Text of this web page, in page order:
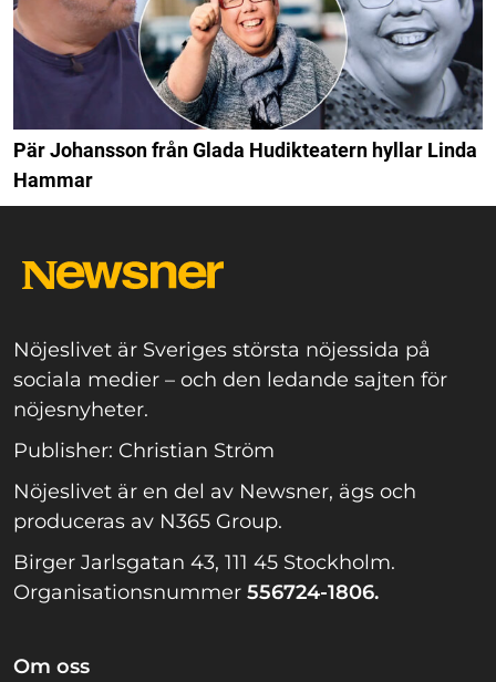
Pär Johansson från Glada Hudikteatern hyllar Linda
Hammar
Nöjeslivet är Sveriges största nöjessida på
sociala medier – och den ledande sajten för
nöjesnyheter.
Publisher: Christian Ström
Nöjeslivet är en del av Newsner, ägs och
produceras av N365 Group.
Birger Jarlsgatan 43, 111 45 Stockholm.
Organisationsnummer 556724-1806.
Om oss